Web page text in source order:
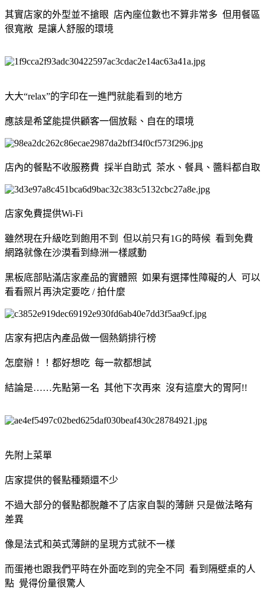
其實店家的外型並不搶眼 店內座位數也不算非常多 但用餐區
很寬敞 是讓人舒服的環境
大大“relax”的字印在一進門就能看到的地方
應該是希望能提供顧客一個放鬆、自在的環境
店內的餐點不收服務費 採半自助式 茶水、餐具、醬料都自取
店家免費提供Wi-Fi
雖然現在升級吃到飽用不到 但以前只有1G的時候 看到免費
網路就像在沙漠看到綠洲一樣感動
黑板底部貼滿店家產品的實體照 如果有選擇性障礙的人 可以
看看照片再決定要吃 / 拍什麼
店家有把店內產品做一個熱銷排行榜
怎麼辦！！都好想吃 每一款都想試
結論是……先點第一名 其他下次再來 沒有這麼大的胃阿!!
先附上菜單
店家提供的餐點種類還不少
不過大部分的餐點都脫離不了店家自製的薄餅 只是做法略有
差異
像是法式和英式薄餅的呈現方式就不一樣
而蛋捲也跟我們平時在外面吃到的完全不同 看到隔壁桌的人
點 覺得份量很驚人